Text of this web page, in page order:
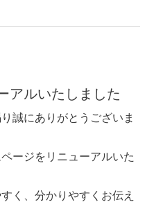
アルいたしました
誠にありがとうございま
ージをリニューアルいた
く、分かりやすくお伝え